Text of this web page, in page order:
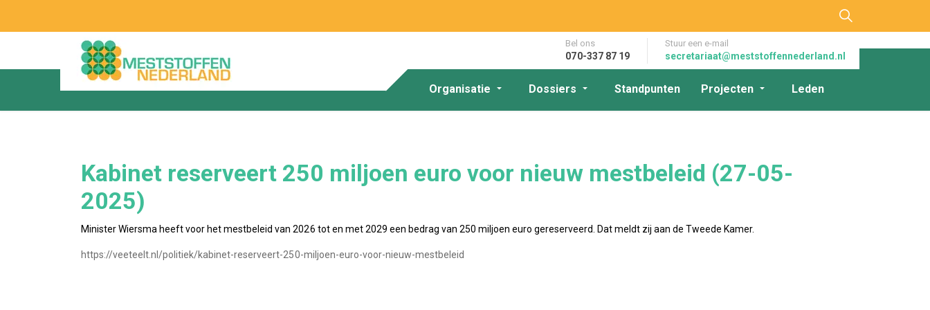
Bel ons
070-337 87 19
Stuur een e-mail
secretariaat@meststoffennederland.nl
Organisatie Dossiers Standpunten Projecten Leden
Kabinet reserveert 250 miljoen euro voor nieuw mestbeleid (27-05-
2025)
Minister Wiersma heeft voor het mestbeleid van 2026 tot en met 2029 een bedrag van 250 miljoen euro gereserveerd. Dat meldt zij aan de Tweede Kamer.
https://veeteelt.nl/politiek/kabinet-reserveert-250-miljoen-euro-voor-nieuw-mestbeleid